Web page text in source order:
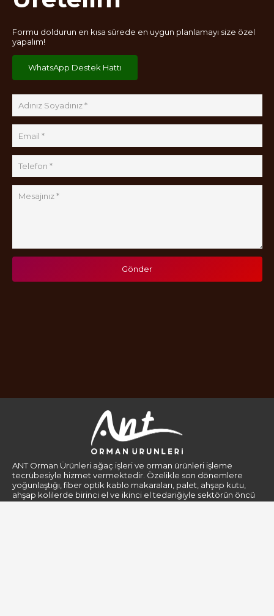
Formu doldurun en kısa sürede en uygun planlamayı size özel
yapalım!
WhatsApp Destek Hattı
Gönder
ANT Orman Ürünleri ağaç işleri ve orman ürünleri işleme
tecrübesiyle hizmet vermektedir. Özelikle son dönemlere
yoğunlaştığı, fiber optik kablo makaraları, palet, ahşap kutu,
ahşap kolilerde birinci el ve ikinci el tedariğiyle sektörün öncü
firmaları arasındadır.